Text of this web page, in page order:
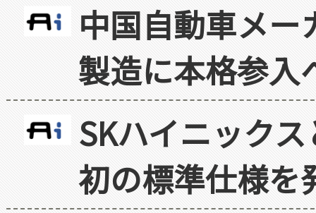
中国自動車メ
製造に本格参入
SKハイニック
初の標準仕様を